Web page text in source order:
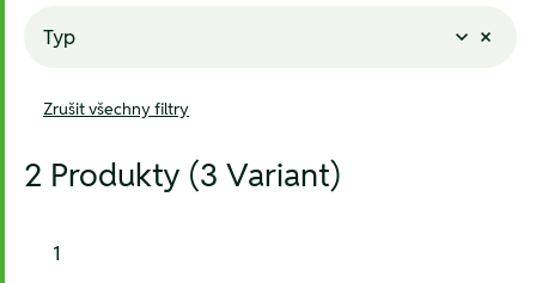
Typ
Zrušit všechny filtry
2 Produkty (3 Variant)
1